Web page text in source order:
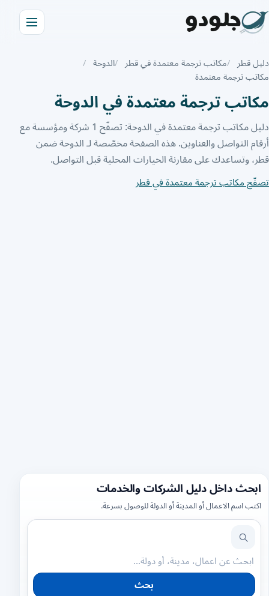
دليل قطر مكاتب ترجمة معتمدة في قطر الدوحة
مكاتب ترجمة معتمدة
مكاتب ترجمة معتمدة في الدوحة
دليل مكاتب ترجمة معتمدة في الدوحة: تصفّح 1 شركة ومؤسسة مع
أرقام التواصل والعناوين. هذه الصفحة مخصّصة لـ الدوحة ضمن
قطر، وتساعدك على مقارنة الخيارات المحلية قبل التواصل.
تصفّح مكاتب ترجمة معتمدة في قطر
ابحث داخل دليل الشركات والخدمات
اكتب اسم الاعمال أو المدينة أو الدولة للوصول بسرعة.
بحث